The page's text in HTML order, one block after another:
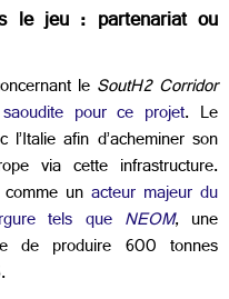
le jeu : partenariat ou
le SoutH2 Corridor
pour ce projet. Le
afin d’acheminer son
via cette infrastructure.
comme un acteur majeur du
tels que NEOM, une
de produire 600 tonnes